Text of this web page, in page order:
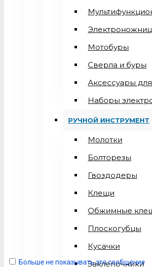
Мотобуры
Сверла и буры
Аксессуары
Наборы
РУЧНОЙ ИНСТРУМЕНТ
Молотки
Болторезы
Гвоздодеры
Клещи
Обжимные
Плоскогубцы
Кусачки
Заклепочники
Больше не показывать это сообщение